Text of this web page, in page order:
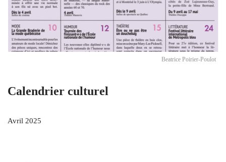
Beatrice Poirier-Poulot
Calendrier culturel
Avril 2025